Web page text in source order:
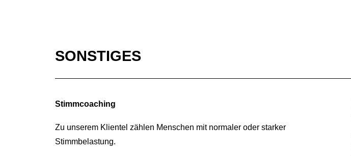
SONSTIGES
Stimmcoaching
Zu unserem Klientel zählen Menschen mit normaler oder starker
Stimmbelastung.